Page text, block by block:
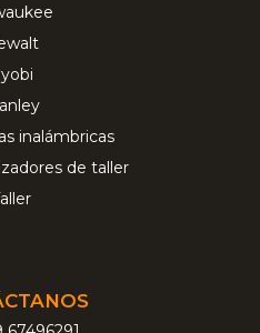
inalámbricas
de taller